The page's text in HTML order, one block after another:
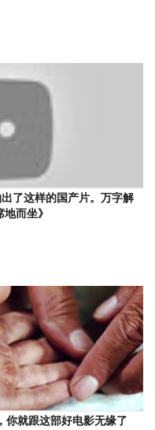
了这样的国产片。万字解
而坐》
你就跟这部好电影无缘了